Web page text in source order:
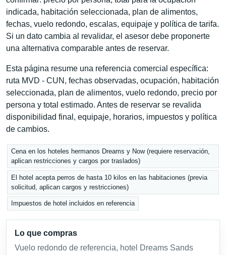
indicada, habitación seleccionada, plan de alimentos,
fechas, vuelo redondo, escalas, equipaje y política de tarifa.
Si un dato cambia al revalidar, el asesor debe proponerte
una alternativa comparable antes de reservar.
Esta página resume una referencia comercial específica:
ruta MVD - CUN, fechas observadas, ocupación, habitación
seleccionada, plan de alimentos, vuelo redondo, precio por
persona y total estimado. Antes de reservar se revalida
disponibilidad final, equipaje, horarios, impuestos y política
de cambios.
Cena en los hoteles hermanos Dreams y Now (requiere reservación,
aplican restricciones y cargos por traslados)
El hotel acepta perros de hasta 10 kilos en las habitaciones (previa
solicitud, aplican cargos y restricciones)
Impuestos de hotel incluidos en referencia
Lo que compras
Vuelo redondo de referencia, hotel Dreams Sands